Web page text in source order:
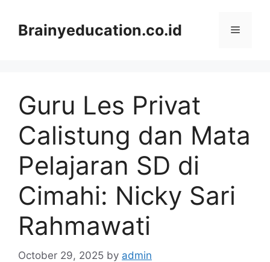
contentBrainyeducation.co.id Menu
Guru Les Privat
Calistung dan Mata
Pelajaran SD di
Cimahi: Nicky Sari
Rahmawati
October 29, 2025 by admin